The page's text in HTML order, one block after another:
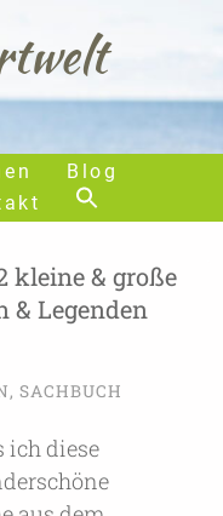
Blog
kleine & große
& Legenden
, SACHBUCH
ich diese